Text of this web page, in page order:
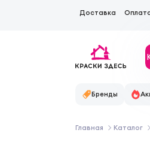
Доставка
Бренды
Главная Каталог